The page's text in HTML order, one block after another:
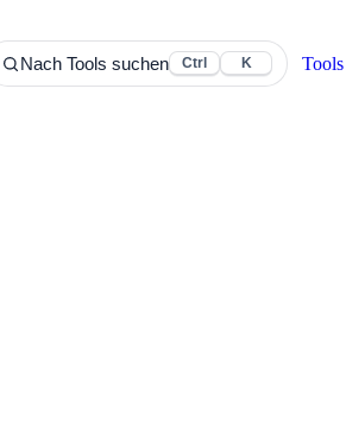
Nach Tools suchen Ctrl K Tools